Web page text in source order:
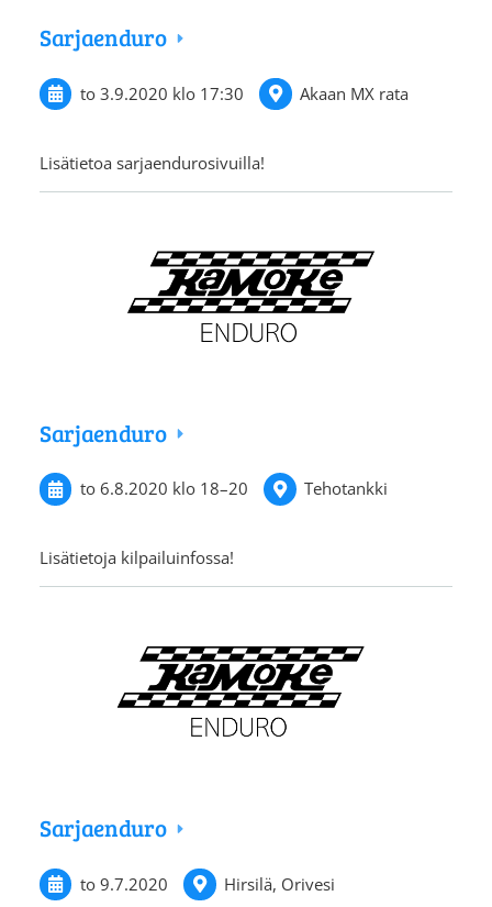
Sarjaenduro
to 3.9.2020 klo 17:30 Akaan MX rata
Lisätietoa sarjaendurosivuilla!
Sarjaenduro
to 6.8.2020 klo 18–20 Tehotankki
Lisätietoja kilpailuinfossa!
Sarjaenduro
to 9.7.2020 Hirsilä, Orivesi